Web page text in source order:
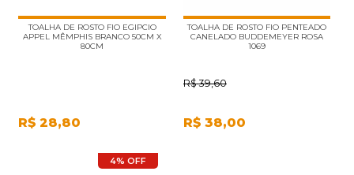
TOALHA DE ROSTO FIO EGIPCIO
APPEL MÊMPHIS BRANCO 50CM X
80CM
R$ 28,80
TOALHA DE ROSTO FIO PENTEADO
CANELADO BUDDEMEYER ROSA
1069
R$ 39,60
R$ 38,00
4% OFF